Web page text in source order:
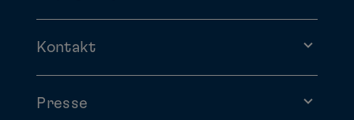
Kontakt
Presse